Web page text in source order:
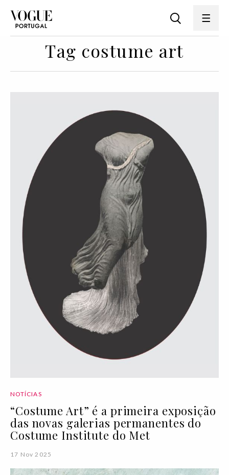
Tag costume art
NOTÍCIAS
“Costume Art” é a primeira exposição
das novas galerias permanentes do
Costume Institute do Met
17 Nov 2025